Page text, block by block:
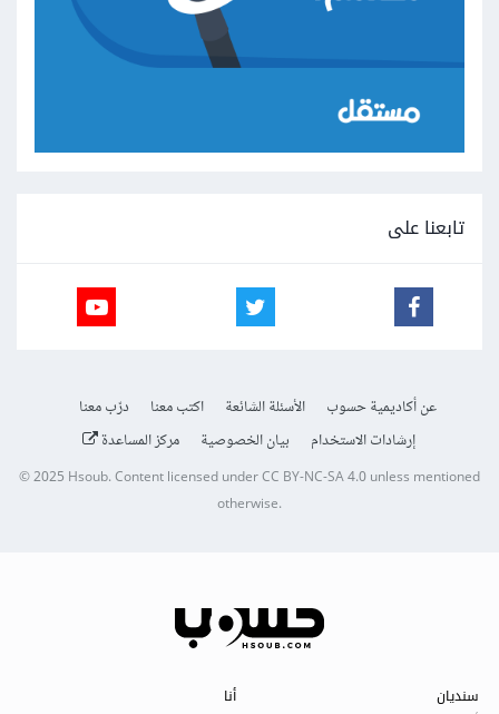
تابعنا على
عن أكاديمية حسوب الأسئلة الشائعة اكتب معنا
درّب معنا
إرشادات الاستخدام
بيان الخصوصية مركز المساعدة
© 2025Hsoub.Content licensed underCC BY-NC-SA 4.0unless mentioned
otherwise.